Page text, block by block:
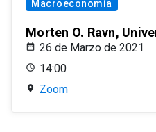
Macroeconomía
Morten O. Ravn,
26 de Marzo de 2021
14:00
Zoom